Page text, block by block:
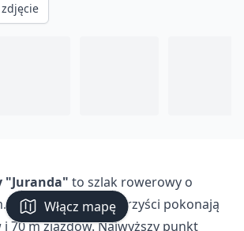
Włącz mapę
"Juranda" to szlak rowerowy o
Podczas trasy rowerzyści pokonają
70 m zjazdów. Najwyższy punkt